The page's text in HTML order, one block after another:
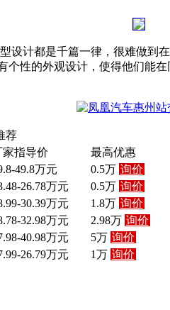
设计都是千篇一律，很难做到
性的外观设计，使得他们能
荐
家指导价 最高优惠
49.8万元 0.5万 询价
26.78万元 0.5万 询价
30.39万元 1.8万 询价
32.98万元 2.98万 询价
40.98万元 5万 询价
26.79万元 1万 询价